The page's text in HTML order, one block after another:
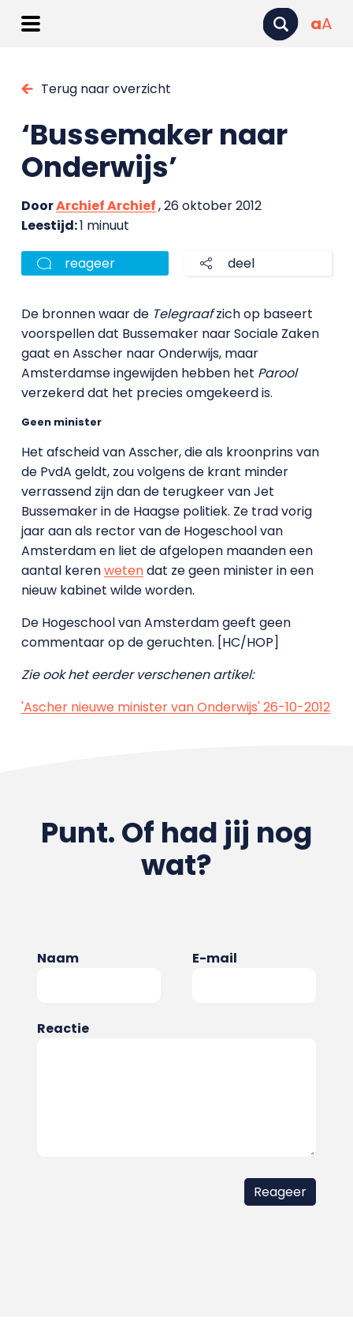
aA
Terug naar overzicht
‘Bussemaker naar
Onderwijs’
DoorArchief Archief, 26 oktober 2012
Leestijd:1 minuut
reageer deel
De bronnen waar de Telegraafzich op baseert
voorspellen dat Bussemaker naar Sociale Zaken
gaat en Asscher naar Onderwijs, maar
Amsterdamse ingewijden hebben het Parool
verzekerd dat het precies omgekeerd is.
Geen minister
Het afscheid van Asscher, die als kroonprins van
de PvdA geldt, zou volgens de krant minder
verrassend zijn dan de terugkeer van Jet
Bussemaker in de Haagse politiek. Ze trad vorig
jaar aan als rector van de Hogeschool van
Amsterdam en liet de afgelopen maanden een
aantal kerenwetendat ze geen minister in een
nieuw kabinet wilde worden.
De Hogeschool van Amsterdam geeft geen
commentaar op de geruchten. [HC/HOP]
Zie ook het eerder verschenen artikel:
'Ascher nieuwe minister van Onderwijs' 26-10-2012
Punt. Of had jij nog
wat?
Naam E-mail
Reactie